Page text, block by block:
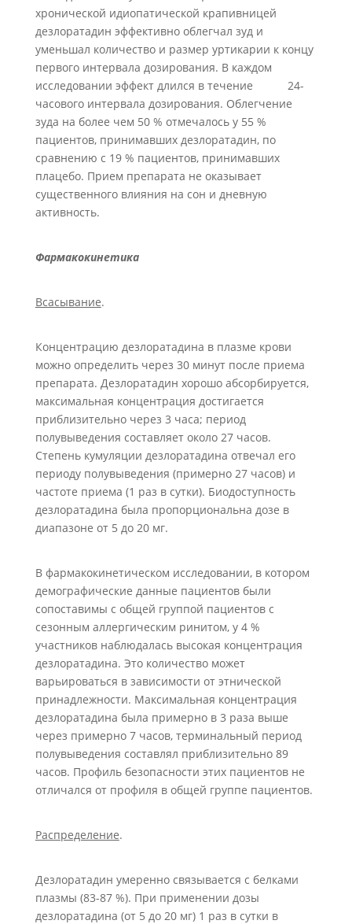
хронической идиопатической крапивницей
дезлоратадин эффективно облегчал зуд и
уменьшал количество и размер уртикарии к концу
первого интервала дозирования. В каждом
исследовании эффект длился в течение 24-
часового интервала дозирования. Облегчение
зуда на более чем 50 % отмечалось у 55 %
пациентов, принимавших дезлоратадин, по
сравнению с 19 % пациентов, принимавших
плацебо. Прием препарата не оказывает
существенного влияния на сон и дневную
активность.
Фармакокинетика
Всасывание.
Концентрацию дезлоратадина в плазме крови
можно определить через 30 минут после приема
препарата. Дезлоратадин хорошо абсорбируется,
максимальная концентрация достигается
приблизительно через 3 часа; период
полувыведения составляет около 27 часов.
Степень кумуляции дезлоратадина отвечал его
периоду полувыведения (примерно 27 часов) и
частоте приема (1 раз в сутки). Биодоступность
дезлоратадина была пропорциональна дозе в
диапазоне от 5 до 20 мг.
В фармакокинетическом исследовании, в котором
демографические данные пациентов были
сопоставимы с общей группой пациентов с
сезонным аллергическим ринитом, у 4 %
участников наблюдалась высокая концентрация
дезлоратадина. Это количество может
варьироваться в зависимости от этнической
принадлежности. Максимальная концентрация
дезлоратадина была примерно в 3 раза выше
через примерно 7 часов, терминальный период
полувыведения составлял приблизительно 89
часов. Профиль безопасности этих пациентов не
отличался от профиля в общей группе пациентов.
Распределение.
Дезлоратадин умеренно связывается с белками
плазмы (83-87 %). При применении дозы
дезлоратадина (от 5 до 20 мг) 1 раз в сутки в